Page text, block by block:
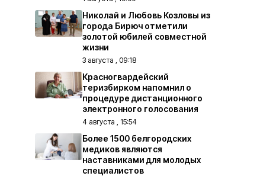
Николай и Любовь Козловы из
города Бирюч отметили
золотой юбилей совместной
жизни
3 августа , 09:18
Красногвардейский
теризбирком напомнил о
процедуре дистанционного
электронного голосования
4 августа , 15:54
Более 1500 белгородских
медиков являются
наставниками для молодых
специалистов